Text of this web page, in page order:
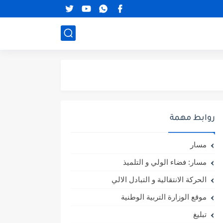
روابط مهمة
مسار
مسار: فضاء الولي و التلميذ
الحركة الانتقالية و التبادل الالي
موقع الوزارة التربية الوطنية
تبليغ